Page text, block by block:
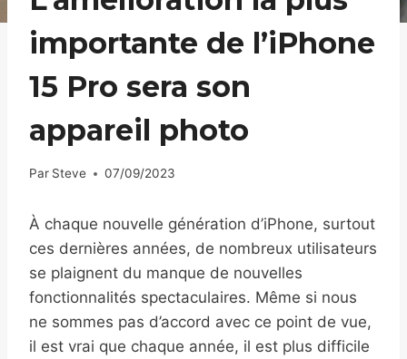
importante de l’iPhone
15 Pro sera son
appareil photo
Par Steve 07/09/2023
À chaque nouvelle génération d’iPhone, surtout
ces dernières années, de nombreux utilisateurs
se plaignent du manque de nouvelles
fonctionnalités spectaculaires. Même si nous
ne sommes pas d’accord avec ce point de vue,
il est vrai que chaque année, il est plus difficile